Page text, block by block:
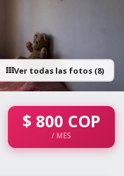
Ver todas las fotos (8)
$ 800 COP
/ MES